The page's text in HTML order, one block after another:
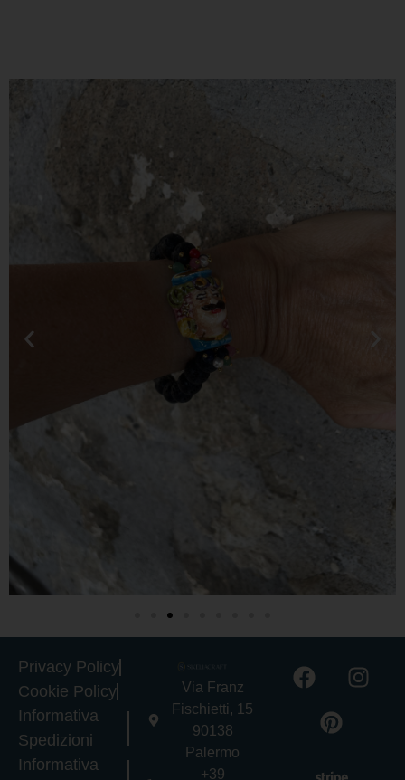
Privacy Policy
Cookie Policy
Informativa
Spedizioni
Informativa
Via Franz
Fischietti, 15
90138
Palermo
+39